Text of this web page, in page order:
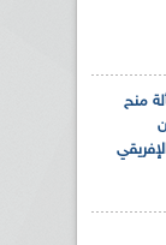
منح